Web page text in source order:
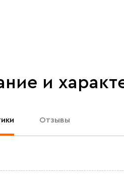
и
Отзывы